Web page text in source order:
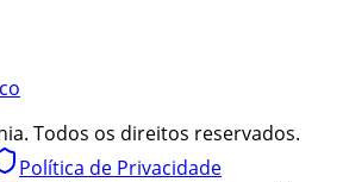
Todos os direitos reservados.
Política de Privacidade